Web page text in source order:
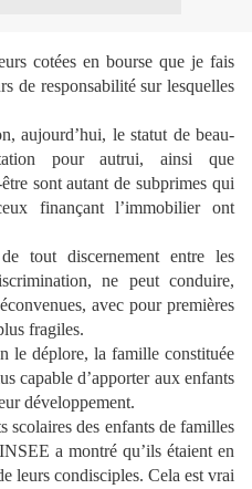
cotées en bourse que je fais
de responsabilité sur lesquelles
aujourd’hui, le statut de beau-
pour autrui, ainsi que
sont autant de subprimes qui
finançant l’immobilier ont
tout discernement entre les
ne peut conduire,
avec pour premières
fragiles.
le déplore, la famille constituée
capable d’apporter aux enfants
développement.
scolaires des enfants de familles
a montré qu’ils étaient en
leurs condisciples. Cela est vrai